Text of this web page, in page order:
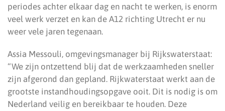
periodes achter elkaar dag en nacht te werken, is enorm
veel werk verzet en kan de A12 richting Utrecht er nu
weer vele jaren tegenaan.
Assia Messouli, omgevingsmanager bij Rijkswaterstaat:
“We zijn ontzettend blij dat de werkzaamheden sneller
zijn afgerond dan gepland. Rijkwaterstaat werkt aan de
grootste instandhoudingsopgave ooit. Dit is nodig is om
Nederland veilig en bereikbaar te houden. Deze